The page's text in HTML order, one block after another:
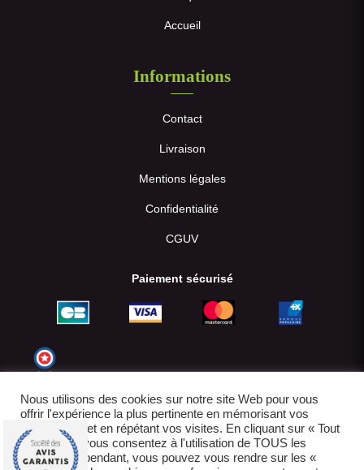
Accueil
Informations
Contact
Livraison
Mentions légales
Confidentialité
CGUV
Paiement sécurisé
Nous utilisons des cookies sur notre site Web pour vous
offrir l'expérience la plus pertinente en mémorisant vos
préférences et en répétant vos visites. En cliquant sur « Tout
accepter », vous consentez à l'utilisation de TOUS les
cookies. Cependant, vous pouvez vous rendre sur les «